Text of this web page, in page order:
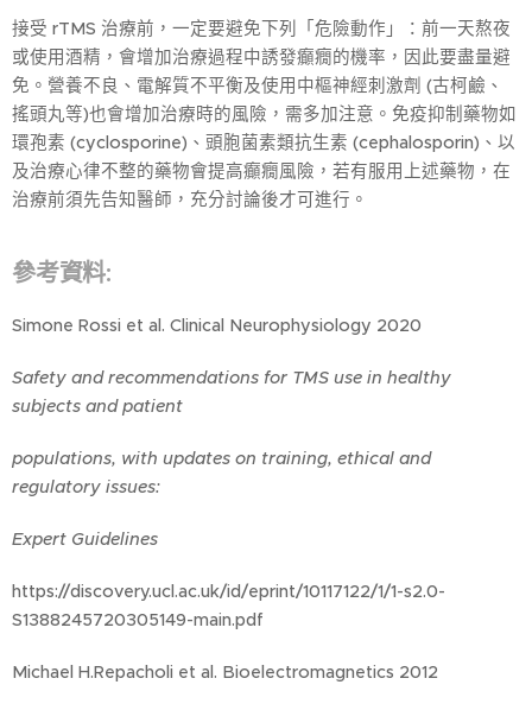
接受 rTMS 治療前，一定要避免下列「危險動作」：前一天熬夜
或使用酒精，會增加治療過程中誘發癲癇的機率，因此要盡量避
免。營養不良、電解質不平衡及使用中樞神經刺激劑 (古柯鹼、
搖頭丸等)也會增加治療時的風險，需多加注意。免疫抑制藥物如
環孢素 (cyclosporine)、頭胞菌素類抗生素 (cephalosporin)、以
及治療心律不整的藥物會提高癲癇風險，若有服用上述藥物，在
治療前須先告知醫師，充分討論後才可進行。
參考資料:
Simone Rossi et al. Clinical Neurophysiology 2020
Safety and recommendations for TMS use in healthy
subjects and patient
populations, with updates on training, ethical and
regulatory issues:
Expert Guidelines
https://discovery.ucl.ac.uk/id/eprint/10117122/1/1-s2.0-
S1388245720305149-main.pdf
Michael H.Repacholi et al. Bioelectromagnetics 2012